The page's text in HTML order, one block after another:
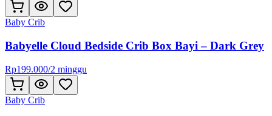
Baby Crib
Babyelle Cloud Bedside Crib Box Bayi – Dark Grey
Rp199.000/2 minggu
Baby Crib